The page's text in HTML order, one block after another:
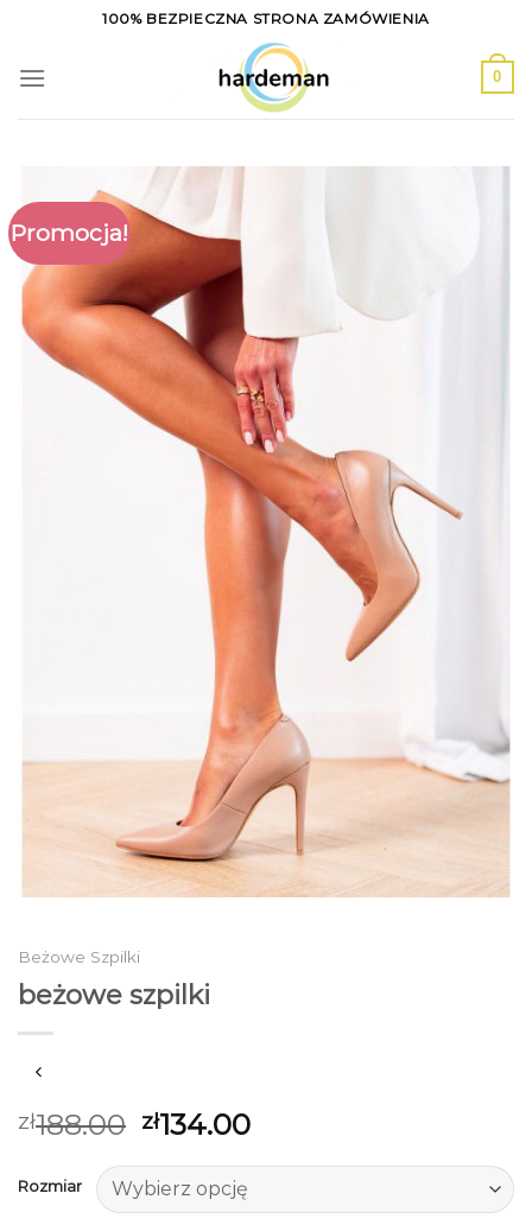
content
100% BEZPIECZNA STRONA ZAMÓWIENIA
0
Promocja!
Beżowe Szpilki
beżowe szpilki
zł188.00 zł134.00
Rozmiar